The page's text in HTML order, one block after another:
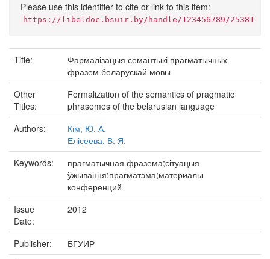
Please use this identifier to cite or link to this item:
https://libeldoc.bsuir.by/handle/123456789/25381
Title:
Фармалізацыя семантыкі прагматычных
фразем беларускай мовы
Other
Titles:
Formalization of the semantics of pragmatic
phrasemes of the belarusian language
Authors:
Кім, Ю. А.
Елісеева, В. Я.
Keywords:
прагматычная фразема;сітуацыя
ўжывання;прагматэма;материалы
конференций
Issue
Date:
2012
Publisher:
БГУИР